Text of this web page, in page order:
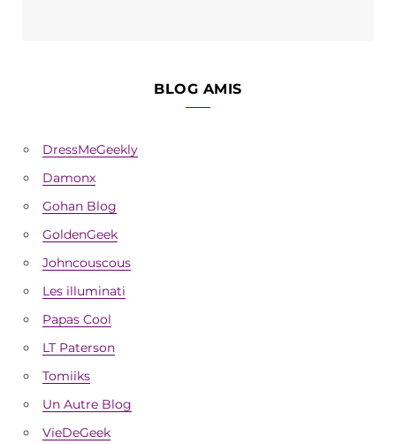
BLOG AMIS
DressMeGeekly
Damonx
Gohan Blog
GoldenGeek
Johncouscous
Les illuminati
Papas Cool
LT Paterson
Tomiiks
Un Autre Blog
VieDeGeek